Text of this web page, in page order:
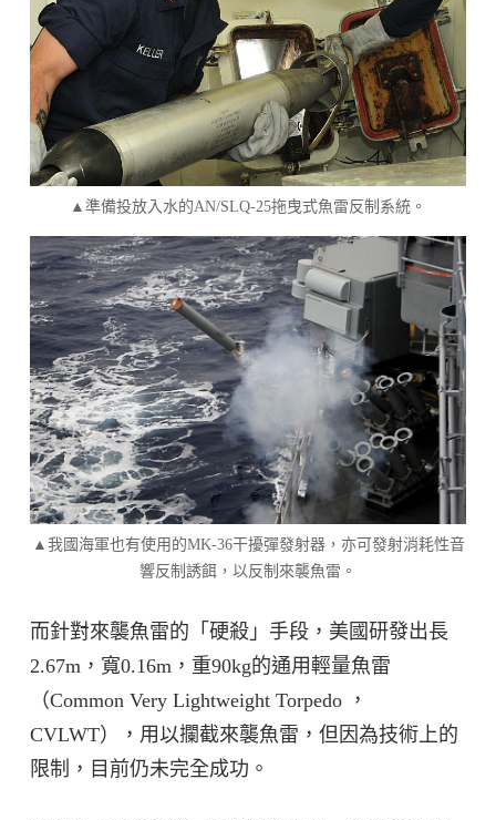
▲準備投放入水的AN/SLQ-25拖曳式魚雷反制系統。
▲我國海軍也有使用的MK-36干擾彈發射器，亦可發射消耗性音
響反制誘餌，以反制來襲魚雷。
而針對來襲魚雷的「硬殺」手段，美國研發出長
2.67m，寬0.16m，重90kg的通用輕量魚雷
（Common Very Lightweight Torpedo ，
CVLWT），用以攔截來襲魚雷，但因為技術上的
限制，目前仍未完全成功。